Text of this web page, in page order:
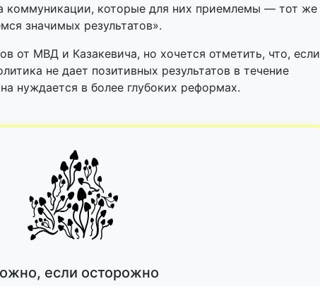
коммуникации, которые для них приемлемы — тот же
значимых результатов».
от МВД и Казакевича, но хочется отметить, что, если
не дает позитивных результатов в течение
нуждается в более глубоких реформах.
если осторожно